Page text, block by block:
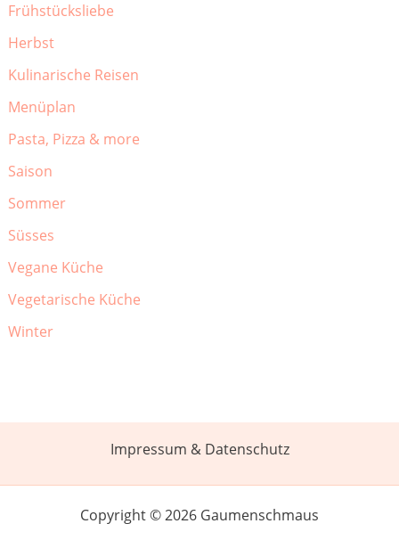
Frühstücksliebe
Herbst
Kulinarische Reisen
Menüplan
Pasta, Pizza & more
Saison
Sommer
Süsses
Vegane Küche
Vegetarische Küche
Winter
Impressum & Datenschutz
Copyright © 2026 Gaumenschmaus